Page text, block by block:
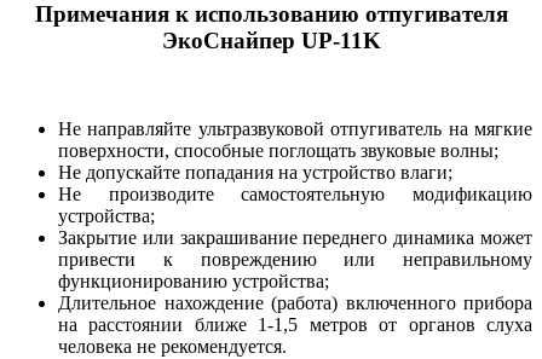
Примечания к иcпользованию отпугивателя
ЭкоСнайпер UP-11K
Не направляйте ультразвуковой отпугиватель на мягкие
поверхности, способные поглощать звуковые волны;
Не допускайте попадания на устройство влаги;
Не производите самостоятельную модификацию
устройства;
Закрытие или закрашивание переднего динамика может
привести к повреждению или неправильному
функционированию устройства;
Длительное нахождение (работа) включенного прибора
на расстоянии ближе 1-1,5 метров от органов слуха
человека не рекомендуется.